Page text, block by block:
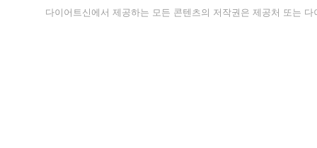
다이어트신에서 제공하는 모든 콘텐츠의 저작권은 제공처 또는